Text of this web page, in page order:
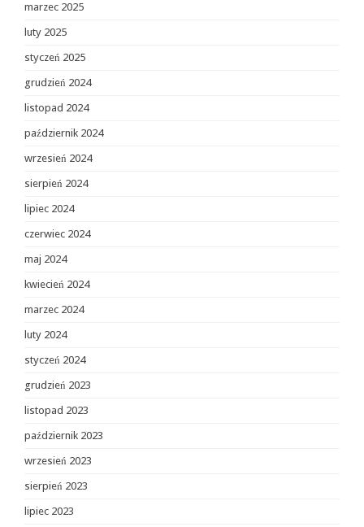
marzec 2025
luty 2025
styczeń 2025
grudzień 2024
listopad 2024
październik 2024
wrzesień 2024
sierpień 2024
lipiec 2024
czerwiec 2024
maj 2024
kwiecień 2024
marzec 2024
luty 2024
styczeń 2024
grudzień 2023
listopad 2023
październik 2023
wrzesień 2023
sierpień 2023
lipiec 2023